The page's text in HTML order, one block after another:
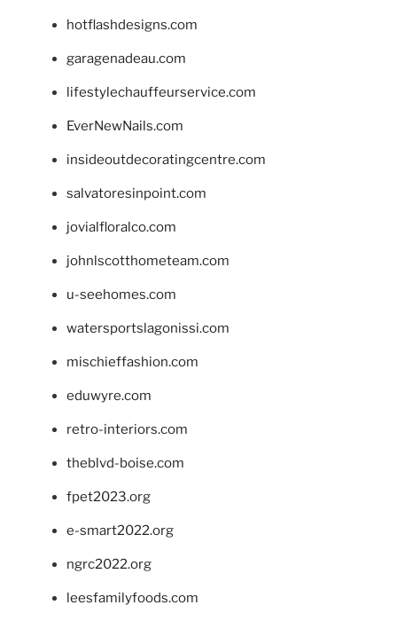
hotflashdesigns.com
garagenadeau.com
lifestylechauffeurservice.com
EverNewNails.com
insideoutdecoratingcentre.com
salvatoresinpoint.com
jovialfloralco.com
johnlscotthometeam.com
u-seehomes.com
watersportslagonissi.com
mischieffashion.com
eduwyre.com
retro-interiors.com
theblvd-boise.com
fpet2023.org
e-smart2022.org
ngrc2022.org
leesfamilyfoods.com